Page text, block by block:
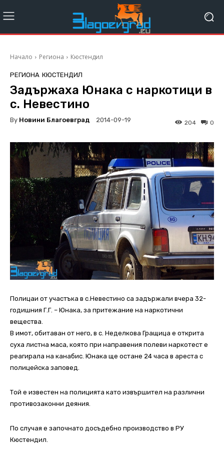
Начало Региона Кюстендил
РЕГИОНА КЮСТЕНДИЛ
Задържаха Юнака с наркотици в
с. Невестино
By Новини Благоевград 2014-09-19 0
204
Полицаи от участъка в с.Невестино са задържали вчера 32-
годишния Г.Г. – Юнака, за притежание на наркотични
вещества.
В имот, обитаван от него, в с. Неделкова Гращица е открита
суха листна маса, която при направения полеви наркотест е
реагирала на канабис. Юнака ще остане 24 часа в ареста с
полицейска заповед.
Той е известен на полицията като извършител на различни
противозаконни деяния.
По случая е започнато досъдебно производство в РУ
Кюстендил.